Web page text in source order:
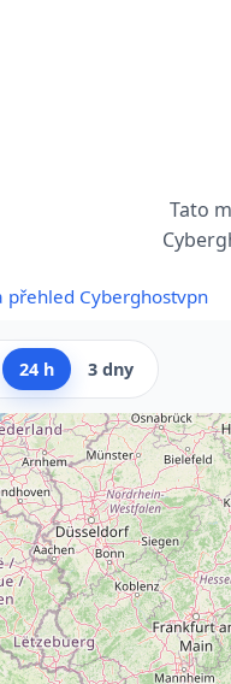
Tato
přehled Cyberghostvpn
24 h 3 dny